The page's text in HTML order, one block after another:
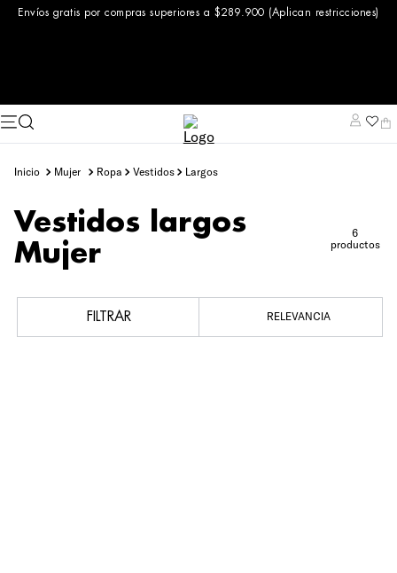
Envíos gratis por compras superiores a $289.900 (Aplican restricciones)
mujer ropa vestidos largos
Vestidos largos
Mujer
6
productos
FILTRAR RELEVANCIA